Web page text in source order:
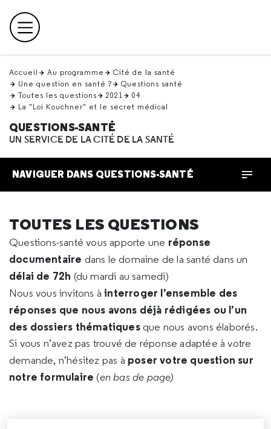
en
haut Menu principal
Accueil Au programme
Cité de la santé
Une question en santé ?
Questions santé
Toutes les questions
2021
04
La "Loi Kouchner" et le secret médical
QUESTIONS-SANTÉ
UN SERVICE DE LA CITÉ DE LA SANTÉ
NAVIGUER DANS QUESTIONS-SANTÉ
TOUTES LES QUESTIONS
Questions-santé vous apporte une réponse
documentaire dans le domaine de la santé dans un
délai de 72h (du mardi au samedi)
Nous vous invitons àinterroger l’ensemble des
réponses que nous avons déjà rédigées ou l’un
des dossiers thématiques que nous avons élaborés.
Si vous n’avez pas trouvé de réponse adaptée à votre
demande, n’hésitez pas à poser votre question sur
notre formulaire (en bas de page)